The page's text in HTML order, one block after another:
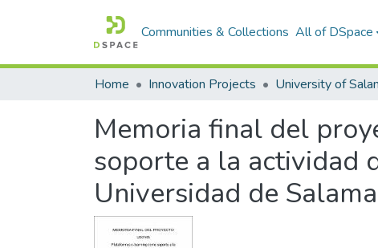
Communities & Collections All of DSpace
Home Innovation Projects University of
Memoria final del
soporte a la actividad
Universidad de